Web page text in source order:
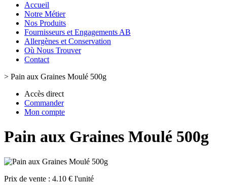
Accueil
Notre Métier
Nos Produits
Fournisseurs et Engagements AB
Allergènes et Conservation
Où Nous Trouver
Contact
> Pain aux Graines Moulé 500g
Accès direct
Commander
Mon compte
Pain aux Graines Moulé 500g
Prix de vente : 4.10 € l'unité